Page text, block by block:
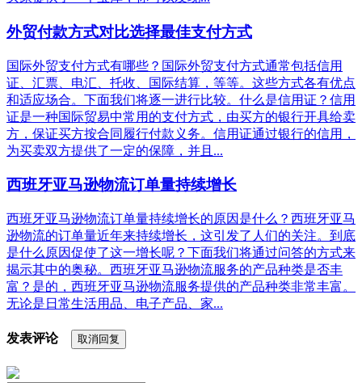
外贸付款方式对比选择最佳支付方式
国际外贸支付方式有哪些？国际外贸支付方式通常包括信用
证、汇票、电汇、托收、国际结算，等等。这些方式各有优点
和适应场合。下面我们将逐一进行比较。什么是信用证？信用
证是一种国际贸易中常用的支付方式，由买方的银行开具给卖
方，保证买方按合同履行付款义务。信用证通过银行的信用，
为买卖双方提供了一定的保障，并且...
西班牙亚马逊物流订单量持续增长
西班牙亚马逊物流订单量持续增长的原因是什么？西班牙亚马
逊物流的订单量近年来持续增长，这引发了人们的关注。到底
是什么原因促使了这一增长呢？下面我们将通过问答的方式来
揭示其中的奥秘。西班牙亚马逊物流服务的产品种类是否丰
富？是的，西班牙亚马逊物流服务提供的产品种类非常丰富。
无论是日常生活用品、电子产品、家...
发表评论 取消回复